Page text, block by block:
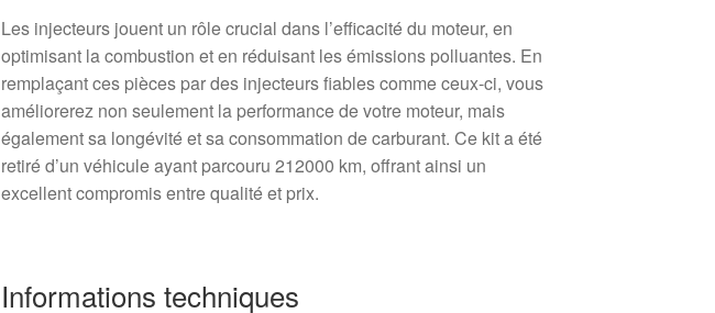
Les injecteurs jouent un rôle crucial dans l’efficacité du moteur, en
optimisant la combustion et en réduisant les émissions polluantes. En
remplaçant ces pièces par des injecteurs fiables comme ceux-ci, vous
améliorerez non seulement la performance de votre moteur, mais
également sa longévité et sa consommation de carburant. Ce kit a été
retiré d’un véhicule ayant parcouru 212000 km, offrant ainsi un
excellent compromis entre qualité et prix.
Informations techniques